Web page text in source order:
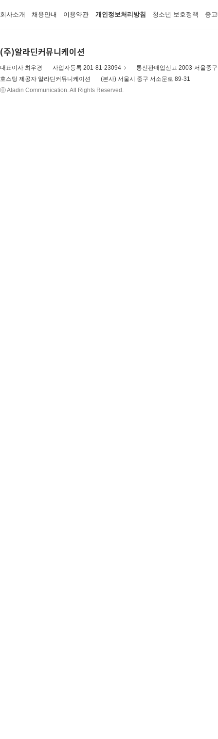
회사소개 채용안내 이용약관 개인정보처리방침 청소년 보호정책 중
(주)알라딘커뮤니케이션
대표이사 최우경 사업자등록 201-81-23094
통신판매업신고 2003-서울중
호스팅 제공자 알라딘커뮤니케이션
(본사) 서울시 중구 서소문로 89-31
ⓒ Aladin Communication. All Rights Reserved.